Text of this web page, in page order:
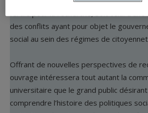
fertile pour la recherche, soit celui
des conflits ayant pour objet le
social au sein des régimes de
Offrant de nouvelles perspectives de
ouvrage intéressera tout autant la
universitaire que le grand public
comprendre l’histoire des politiques